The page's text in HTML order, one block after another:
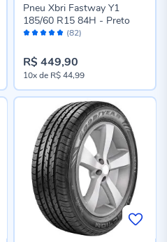
Avaliação: (82)
Pneu Xbri Fastway Y1
185/60 R15 84H - Preto
R$ 449,90
10xde R$ 44,99